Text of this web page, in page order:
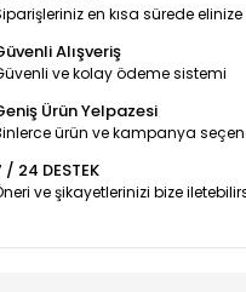
en kısa sürede elinize
Alışveriş
ve kolay ödeme sistemi
Ürün Yelpazesi
ürün ve kampanya
/ 24 DESTEK
ve şikayetlerinizi bize